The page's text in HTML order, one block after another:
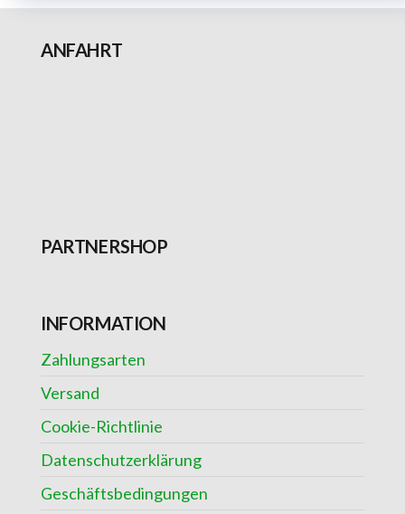
ANFAHRT
PARTNERSHOP
INFORMATION
Zahlungsarten
Versand
Cookie-Richtlinie
Datenschutzerklärung
Geschäftsbedingungen